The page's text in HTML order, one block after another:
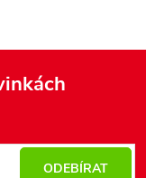
ODEBÍRAT